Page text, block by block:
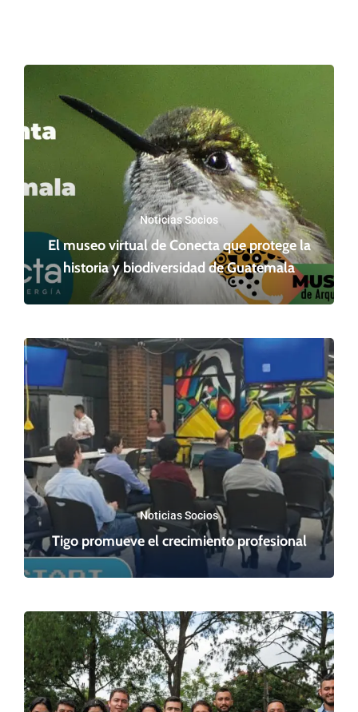
Noticias Socios
El museo virtual de Conecta que protege la
historia y biodiversidad de Guatemala
Noticias Socios
Tigo promueve el crecimiento profesional